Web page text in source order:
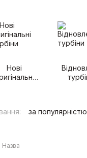
Нові
за популярністю
Назва